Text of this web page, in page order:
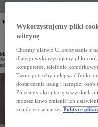
W 2023 roku zarejestrowano 10 128
wcześniejszym jest to wzrost o 34%. W
Marka Toyota Professional zyskuje coraz
2023 roku zarejestrowano 10 128 aut
od uzyskanego w 2022 roku.
Wykorzystujemy pliki
witrynę
Chcemy ułatwić Ci korzystanie z
dlatego wykorzystujemy pliki
komputerze, telefonie
Twoje potrzeby i ulepszać
dostarczania usług i narzędzi
Zalecamy akceptację wszystkich
możesz łatwo zmienić ich
znajdziesz w naszej Polityce